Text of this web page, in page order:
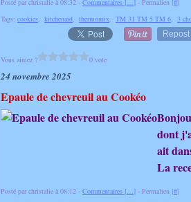
Posté par christalie à 08:32 - Commentaires […] - Permalien [#]
Tags: cookies, kitchenaid, thermomix, TM 31 TM 5 TM 6, 3
Repost
Vous aimez ? 0 vote
24 novembre 2025
Epaule de chevreuil au Cookéo
dont
ait
La
Posté par christalie à 08:12 - Commentaires […] - Permalien [#]